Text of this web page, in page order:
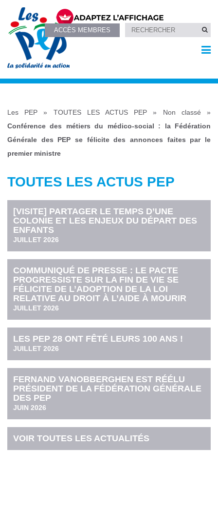
ACCÈS MEMBRES
Les PEP » TOUTES LES ACTUS PEP » Non classé »
Conférence des métiers du médico-social : la Fédération
Générale des PEP se félicite des annonces faites par le
premier ministre
TOUTES LES ACTUS PEP
[VISITE] PARTAGER LE TEMPS D’UNE
COLONIE ET LES ENJEUX DU DÉPART DES
ENFANTS
JUILLET 2026
COMMUNIQUÉ DE PRESSE : LE PACTE
PROGRESSISTE SUR LA FIN DE VIE SE
FÉLICITE DE L’ADOPTION DE LA LOI
RELATIVE AU DROIT À L’AIDE À MOURIR
JUILLET 2026
LES PEP 28 ONT FÊTÉ LEURS 100 ANS !
JUILLET 2026
FERNAND VANOBBERGHEN EST RÉÉLU
PRÉSIDENT DE LA FÉDÉRATION GÉNÉRALE
DES PEP
JUIN 2026
VOIR TOUTES LES ACTUALITÉS